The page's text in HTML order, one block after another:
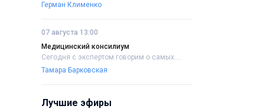
Герман Клименко
07 августа 13:00
Медицинский консилиум
Сегодня с экспертом говорим о самых....
Тамара Барковская
Лучшие эфиры